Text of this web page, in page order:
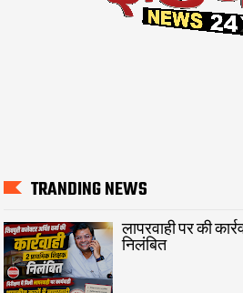
TRANDING NEWS
लापरवाही पर की
निलंबित